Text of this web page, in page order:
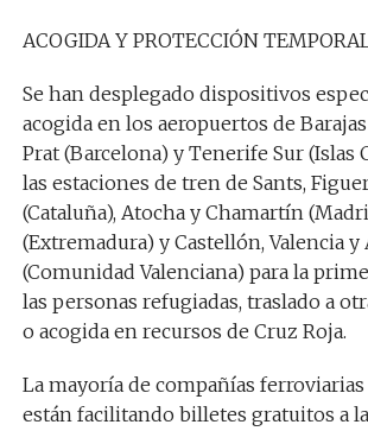
ACOGIDA Y PROTECCIÓN
Se han desplegado dispositivos
acogida en los aeropuertos de
Prat (Barcelona) y Tenerife Sur (Islas
las estaciones de tren de Sants,
(Cataluña), Atocha y Chamartín
(Extremadura) y Castellón, Valencia y
(Comunidad Valenciana) para la
las personas refugiadas, traslado a
o acogida en recursos de Cruz Roja.
La mayoría de compañías ferroviarias
están facilitando billetes gratuitos a